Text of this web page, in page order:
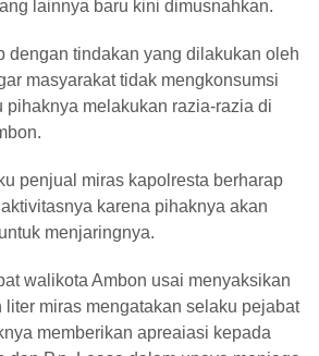
lainnya baru kini dimusnahkan.
dengan tindakan yang dilakukan oleh
masyarakat tidak mengkonsumsi
pihaknya melakukan razia-razia di
penjual miras kapolresta berharap
karena pihaknya akan
menjaringnya.
walikota Ambon usai menyaksikan
liter miras mengatakan selaku pejabat
memberikan apreaiasi kepada